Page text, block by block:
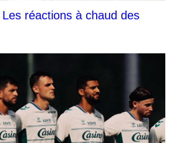
réactions à chaud des